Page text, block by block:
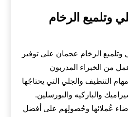
وتلميع الرخام
الرخام عجمان على توفير
من الخبراء المدربون
التنظيف والجلي التي يحتاجُها
والباركيه والبورسلين.
عُملائها وحُصولِهم على أفضل